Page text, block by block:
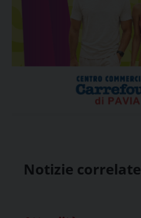
Notizie correlate